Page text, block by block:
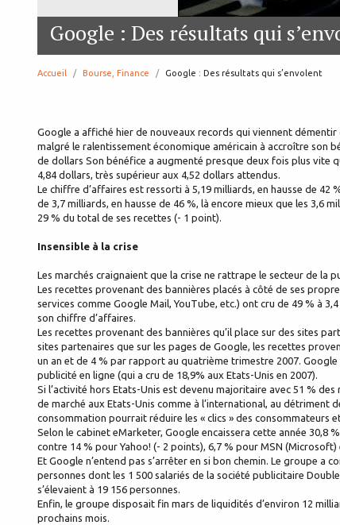
Google : Des résultats qui
Accueil Bourse, Finance page:
Google : Des résultats qui s’envolent
Google a affiché hier de nouveaux records qui viennent
malgré le ralentissement économique américain à accroître son
de dollars Son bénéfice a augmenté presque deux fois plus vite
4,84 dollars, très supérieur aux 4,52 dollars attendus.
Le chiffre d’affaires est ressorti à 5,19 milliards, en hausse de
de 3,7 milliards, en hausse de 46 %, là encore mieux que les 3,6
29 % du total de ses recettes (- 1 point).
Insensible à la crise
Les marchés craignaient que la crise ne rattrape le secteur de
Les recettes provenant des bannières placés à côté de ses
services comme Google Mail, YouTube, etc.) ont cru de 49 % à
son chiffre d’affaires.
Les recettes provenant des bannières qu’il place sur des sites
sites partenaires que sur les pages de Google, les recettes
un an et de 4 % par rapport au quatrième trimestre 2007.
publicité en ligne (qui a cru de 18,9% aux Etats-Unis en 2007).
Si l’activité hors Etats-Unis est devenu majoritaire avec 51 %
de marché aux Etats-Unis comme à l’international, au détriment
consommation pourrait réduire les « clics » des consommateurs
Selon le cabinet eMarketer, Google encaissera cette année 30,8
contre 14 % pour Yahoo! (- 2 points), 6,7 % pour MSN (Microsoft)
Et Google n’entend pas s’arrêter en si bon chemin. Le groupe a
personnes dont les 1 500 salariés de la société publicitaire
s’élevaient à 19 156 personnes.
Enfin, le groupe disposait fin mars de liquidités d’environ 12
prochains mois.